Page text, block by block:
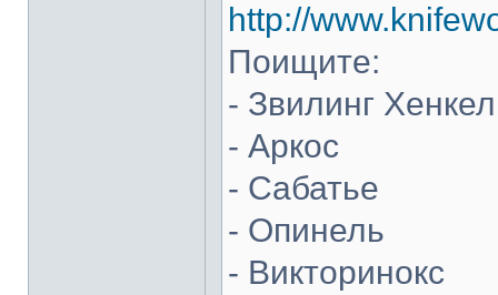
http://
Поищите:
- Звилинг
- Аркос
- Сабатье
- Опинель
- Викторинокс